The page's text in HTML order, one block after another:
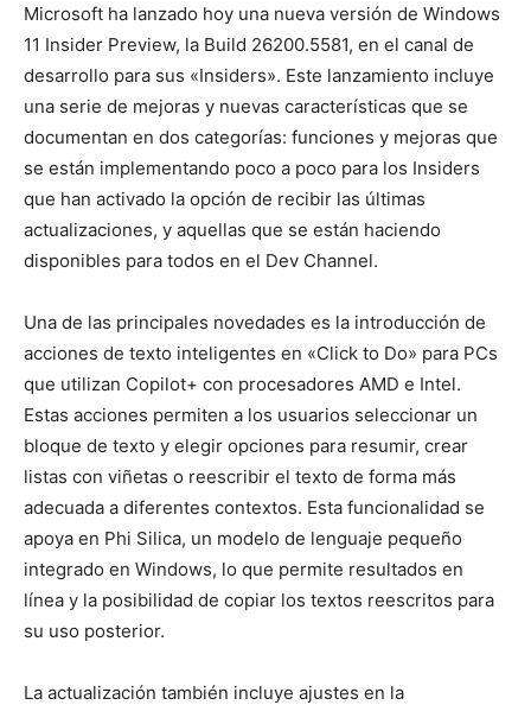
Microsoft ha lanzado hoy una nueva versión de Windows
11 Insider Preview, la Build 26200.5581, en el canal de
desarrollo para sus «Insiders». Este lanzamiento incluye
una serie de mejoras y nuevas características que se
documentan en dos categorías: funciones y mejoras que
se están implementando poco a poco para los Insiders
que han activado la opción de recibir las últimas
actualizaciones, y aquellas que se están haciendo
disponibles para todos en el Dev Channel.
Una de las principales novedades es la introducción de
acciones de texto inteligentes en «Click to Do» para PCs
que utilizan Copilot+ con procesadores AMD e Intel.
Estas acciones permiten a los usuarios seleccionar un
bloque de texto y elegir opciones para resumir, crear
listas con viñetas o reescribir el texto de forma más
adecuada a diferentes contextos. Esta funcionalidad se
apoya en Phi Silica, un modelo de lenguaje pequeño
integrado en Windows, lo que permite resultados en
línea y la posibilidad de copiar los textos reescritos para
su uso posterior.
La actualización también incluye ajustes en la